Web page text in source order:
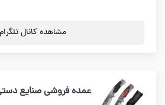
مشاهده کانال تلگرام
عمده فروشی صنایع